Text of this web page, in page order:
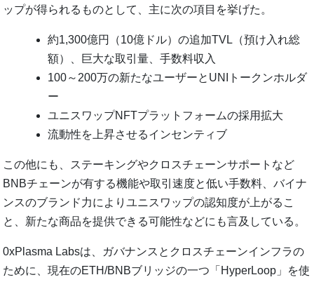
ップが得られるものとして、主に次の項目を挙げた。
約1,300億円（10億ドル）の追加TVL（預け入れ総
額）、巨大な取引量、手数料収入
100～200万の新たなユーザーとUNIトークンホルダ
ー
ユニスワップNFTプラットフォームの採用拡大
流動性を上昇させるインセンティブ
この他にも、ステーキングやクロスチェーンサポートなど
BNBチェーンが有する機能や取引速度と低い手数料、バイナ
ンスのブランド力によりユニスワップの認知度が上がるこ
と、新たな商品を提供できる可能性などにも言及している。
0xPlasma Labsは、ガバナンスとクロスチェーンインフラの
ために、現在のETH/BNBブリッジの一つ「HyperLoop」を使